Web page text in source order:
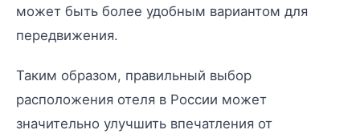
может быть более удобным вариантом для
передвижения.
Таким образом, правильный выбор
расположения отеля в России может
значительно улучшить впечатления от